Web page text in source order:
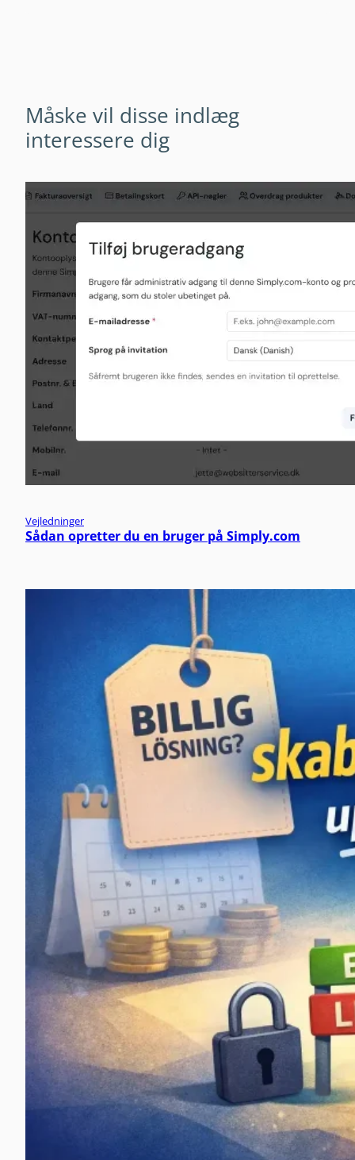
Måske vil disse indlæg
interessere dig
Vejledninger
Sådan opretter du en bruger på Simply.com